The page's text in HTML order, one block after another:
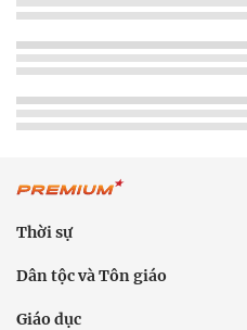
Thời sự
Dân tộc và Tôn giáo
Giáo dục